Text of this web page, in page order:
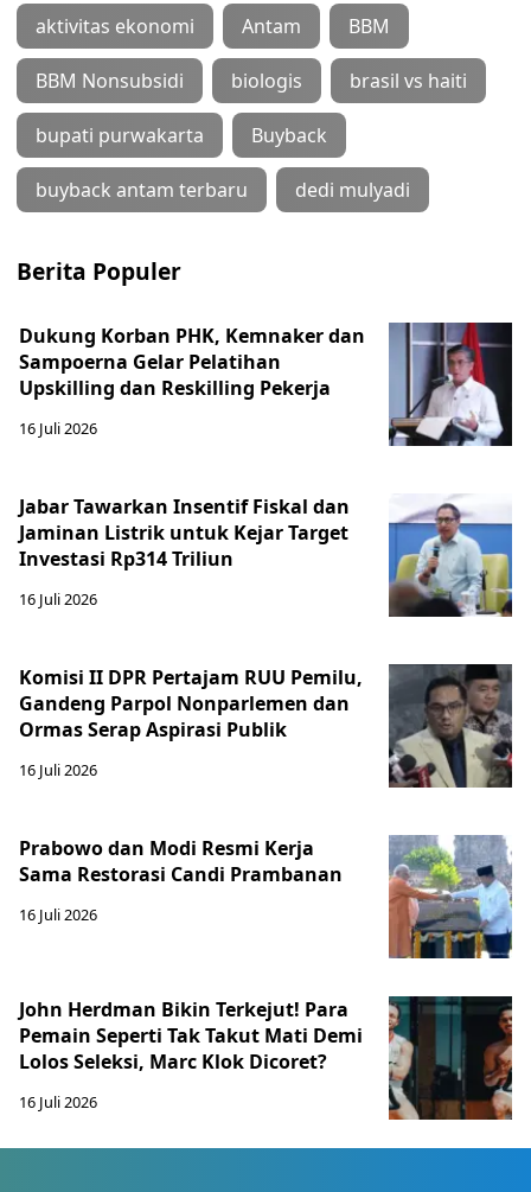
aktivitas ekonomi Antam BBM
BBM Nonsubsidi biologis brasil vs haiti
bupati purwakarta Buyback
buyback antam terbaru dedi mulyadi
Berita Populer
Dukung Korban PHK, Kemnaker dan
Sampoerna Gelar Pelatihan
Upskilling dan Reskilling Pekerja
16 Juli 2026
Jabar Tawarkan Insentif Fiskal dan
Jaminan Listrik untuk Kejar Target
Investasi Rp314 Triliun
16 Juli 2026
Komisi II DPR Pertajam RUU Pemilu,
Gandeng Parpol Nonparlemen dan
Ormas Serap Aspirasi Publik
16 Juli 2026
Prabowo dan Modi Resmi Kerja
Sama Restorasi Candi Prambanan
16 Juli 2026
John Herdman Bikin Terkejut! Para
Pemain Seperti Tak Takut Mati Demi
Lolos Seleksi, Marc Klok Dicoret?
16 Juli 2026